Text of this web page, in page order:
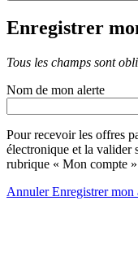
Enregistrer
Tous les champs sont
Nom de mon alerte
Pour recevoir les offres
électronique et la valider
rubrique « Mon compte »
AnnulerEnregistrer mon